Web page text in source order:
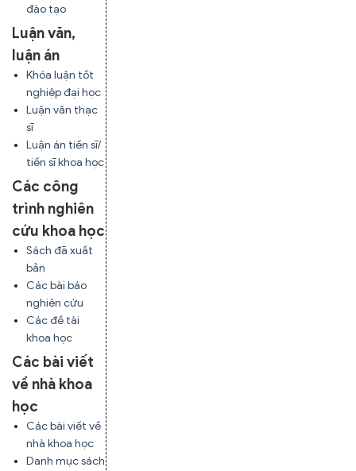
đào tạo
Luận văn,
luận án
Khóa luận tốt
nghiệp đại học
Luận văn thạc
sĩ
Luận án tiến sĩ/
tiến sĩ khoa học
Các công
trình nghiên
cứu khoa học
Sách đã xuất
bản
Các bài báo
nghiên cứu
Các đề tài
khoa học
Các bài viết
về nhà khoa
học
Các bài viết về
nhà khoa học
Danh mục sách